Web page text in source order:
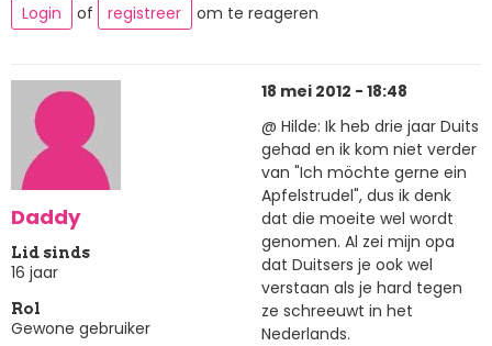
Login of registreer om te reageren
Daddy
Lid sinds
16 jaar
Rol
Gewone gebruiker
18 mei 2012 - 18:48
@ Hilde: Ik heb drie jaar Duits
gehad en ik kom niet verder
van "Ich möchte gerne ein
Apfelstrudel", dus ik denk
dat die moeite wel wordt
genomen. Al zei mijn opa
dat Duitsers je ook wel
verstaan als je hard tegen
ze schreeuwt in het
Nederlands.